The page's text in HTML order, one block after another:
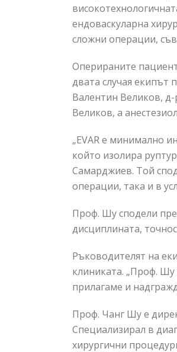
ендоваскуларна
сложни операции,
Оперираните
двата случая екипът
Валентин Великов,
Великов, а
„EVAR е минимално
който изолира
Самарджиев. Той
операции, така и в
Проф. Шу сподели
дисциплината,
Ръководителят на
клиниката. „Проф. Шу
прилагаме и
Проф. Чанг Шу е
Специализирал в
хирургични